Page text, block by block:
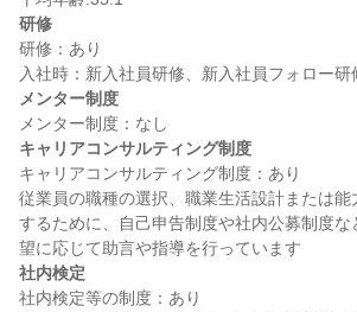
研修
研修：あり
メンター制度
キャリアコンサルティング制度
キャリアコンサルティング制度：あり
従業員の職種の選択、職業生活設計または能
するために、自己申告制度や社内公募制度
社内検定
社内検定等の制度：あり